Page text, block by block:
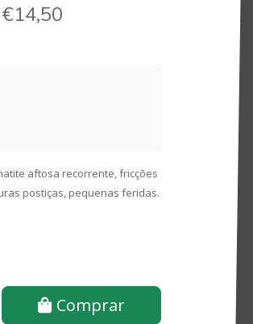
€14,50
aftosa recorrente, fricções
postiças, pequenas feridas.
Comprar